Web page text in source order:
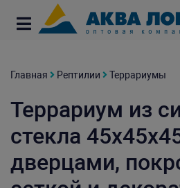
Главная Рептилии Террариумы
Террариум из
стекла
дверцами,